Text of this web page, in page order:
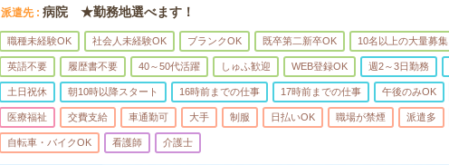
派遣先 病院 ★勤務地選べます！
職種未経験OK 社会人未経験OK ブランクOK 既卒第二新卒OK 10名以上の大量募集
英語不要 履歴書不要 40～50代活躍 しゅふ歓迎 WEB登録OK 週2～3日勤務
土日祝休 朝10時以降スタート 16時前までの仕事 17時前までの仕事 午後のみOK
医療福祉 交費支給 車通勤可 大手 制服 日払いOK 職場が禁煙 派遣多
自転車・バイクOK 看護師 介護士